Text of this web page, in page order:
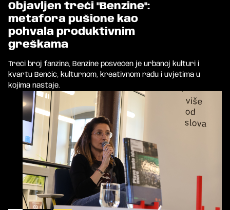
Objavljen treći "Benzine":
metafora pušione kao
pohvala produktivnim
greškama
Treći broj fanzina, Benzine posvećen je urbanoj kulturi i
kvartu Benčić, kulturnom, kreativnom radu i uvjetima u
kojima nastaje.